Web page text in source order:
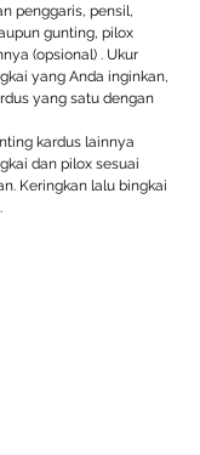
penggaris, pensil,
gunting, pilox
(opsional) . Ukur
yang Anda inginkan,
yang satu dengan
kardus lainnya
dan pilox sesuai
Keringkan lalu bingkai